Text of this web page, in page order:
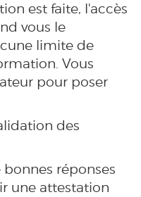
est faite, l'accès
vous le
limite de
Vous
pour poser
des
réponses
une attestation